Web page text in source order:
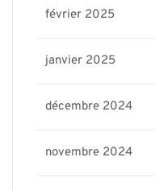
février 2025
janvier 2025
décembre 2024
novembre 2024